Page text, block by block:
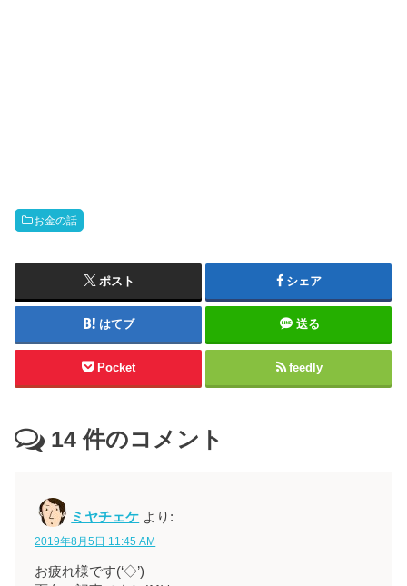
お金の話
ポスト シェア
はてブ 送る
Pocket feedly
14 件のコメント
ミヤチェケ より:
2019年8月5日 11:45 AM
お疲れ様です(‘◇’)ゞ